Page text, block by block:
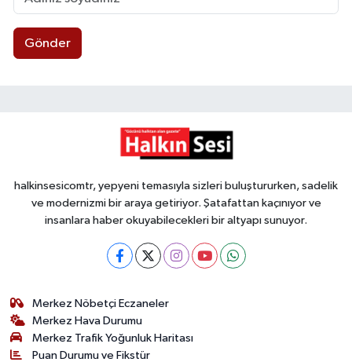
Gönder
halkinsesicomtr, yepyeni temasıyla sizleri buluştururken, sadelik
ve modernizmi bir araya getiriyor. Şatafattan kaçınıyor ve
insanlara haber okuyabilecekleri bir altyapı sunuyor.
Merkez Nöbetçi Eczaneler
Merkez Hava Durumu
Merkez Trafik Yoğunluk Haritası
Puan Durumu ve Fikstür